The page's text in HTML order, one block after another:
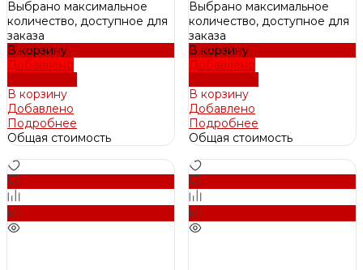
Выбрано максимальное
количество, доступное для
заказа
В корзину
Добавлено
В корзину
Добавлено
Подробнее
Общая стоимость
Выбрано максимальное
количество, доступное для
заказа
В корзину
Добавлено
В корзину
Добавлено
Подробнее
Общая стоимость